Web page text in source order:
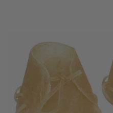
Uw
Vul hem